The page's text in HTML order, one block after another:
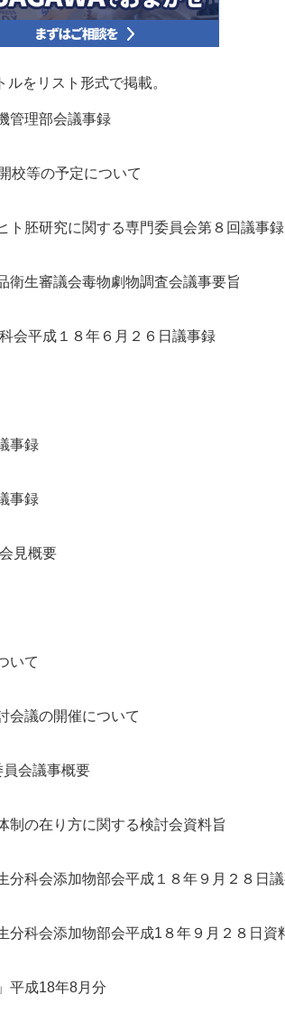
をリスト形式で掲載。
管理部会議事録
校等の予定について
ト胚研究に関する専門委員会第８回議事録
衛生審議会毒物劇物調査会議事要旨
会平成１８年６月２６日議事録
事録
事録
見概要
いて
会議の開催について
会議事概要
制の在り方に関する検討会資料旨
分科会添加物部会平成１８年９月２８日
分科会添加物部会平成1８年９月２８日資
平成18年8月分